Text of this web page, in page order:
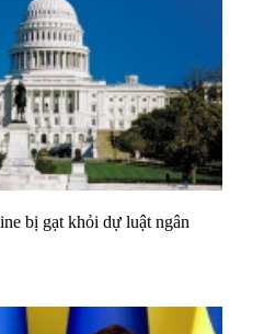
bị gạt khỏi dự luật ngân